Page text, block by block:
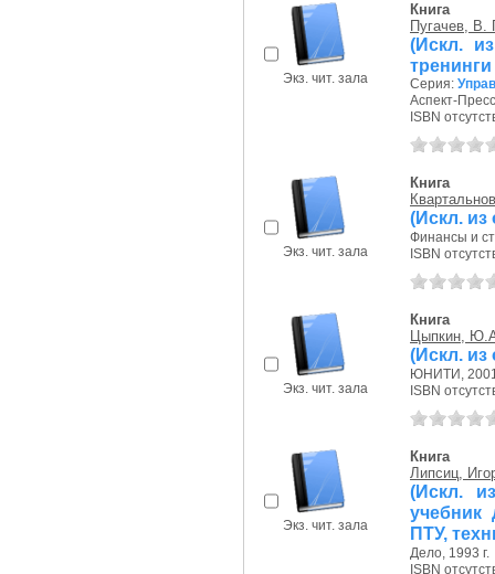
Экз. чит. зала
Книга
Пугачев, В.
(Искл.
Серия:
Аспект-
ISBN
Экз. чит. зала
Книга
(Искл. из
Финансы и
ISBN
Экз. чит. зала
Книга
Цыпкин,
(Искл. из
ЮНИТИ, 2001
ISBN
Экз. чит. зала
Книга
Липсиц,
(Искл.
учебник
ПТУ,
Дело, 1993 г.
ISBN